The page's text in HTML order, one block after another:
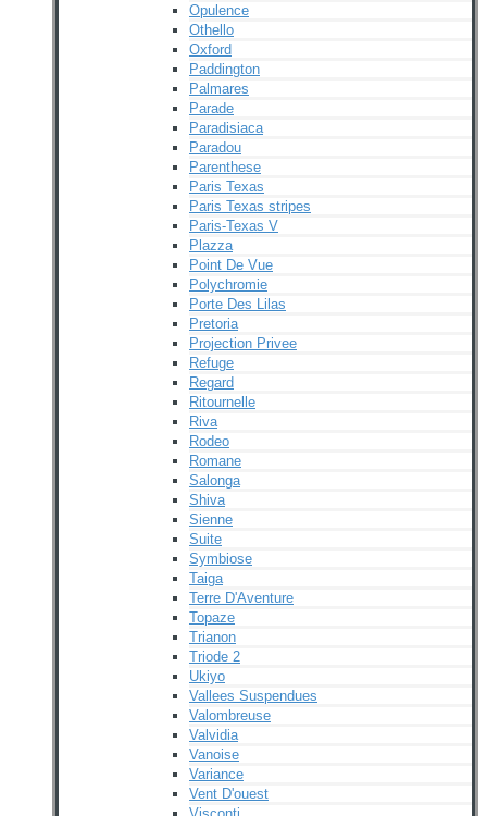
Opulence
Othello
Oxford
Paddington
Palmares
Parade
Paradisiaca
Paradou
Parenthese
Paris Texas
Paris Texas stripes
Paris-Texas V
Plazza
Point De Vue
Polychromie
Porte Des Lilas
Pretoria
Projection Privee
Refuge
Regard
Ritournelle
Riva
Rodeo
Romane
Salonga
Shiva
Sienne
Suite
Symbiose
Taiga
Terre D'Aventure
Topaze
Trianon
Triode 2
Ukiyo
Vallees Suspendues
Valombreuse
Valvidia
Vanoise
Variance
Vent D'ouest